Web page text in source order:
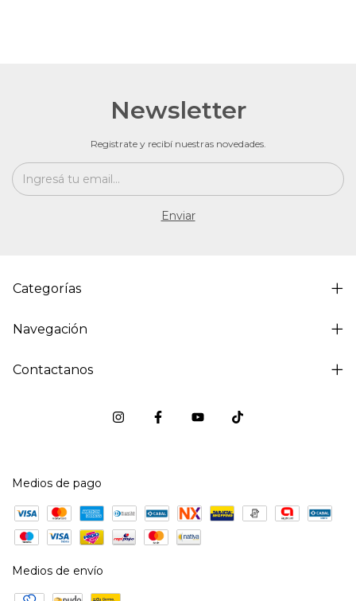
Newsletter
Registrate y recibí nuestras novedades.
Categorías
Navegación
Contactanos
Medios de pago
Medios de envío